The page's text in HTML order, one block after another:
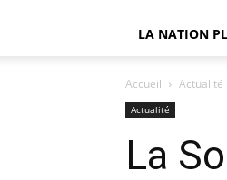
LA NATION
Accueil Actualité
Actualité
La